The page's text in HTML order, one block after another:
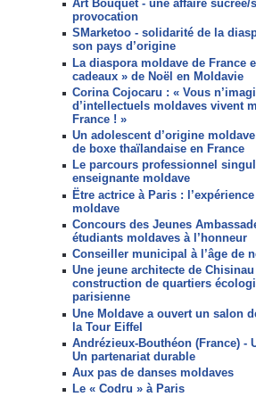
Art Bouquet - une affaire sucrée/
provocation
SMarketoo - solidarité de la
son pays d’origine
La diaspora moldave de France
cadeaux » de Noël en Moldavie
Corina Cojocaru : « Vous
d’intellectuels moldaves vivent
France ! »
Un adolescent d’origine
de boxe thaïlandaise en France
Le parcours professionnel
enseignante moldave
Ëtre actrice à Paris :
moldave
Concours des Jeunes
étudiants moldaves à l’honneur
Conseiller municipal à l’âge de
Une jeune architecte de
construction de quartiers
parisienne
Une Moldave a ouvert un salon
la Tour Eiffel
Andrézieux-Bouthéon (France) -
Un partenariat durable
Aux pas de danses moldaves
Le « Codru » à Paris